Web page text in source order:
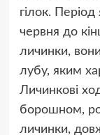
гілок.
червня до
личинки,
лубу, яким
Личинкові
борошном,
личинки,